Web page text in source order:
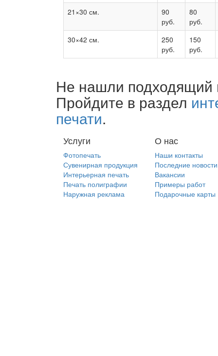
21×30 см.
90
руб.
80
руб.
30×42 см.
250
руб.
150
руб.
Не нашли
Пройдите в раздел
печати.
Услуги
Фотопечать
Сувенирная продукция
Интерьерная печать
Печать полиграфии
Наружная реклама
О нас
Наши контакты
Последние новости
Вакансии
Примеры работ
Подарочные карты